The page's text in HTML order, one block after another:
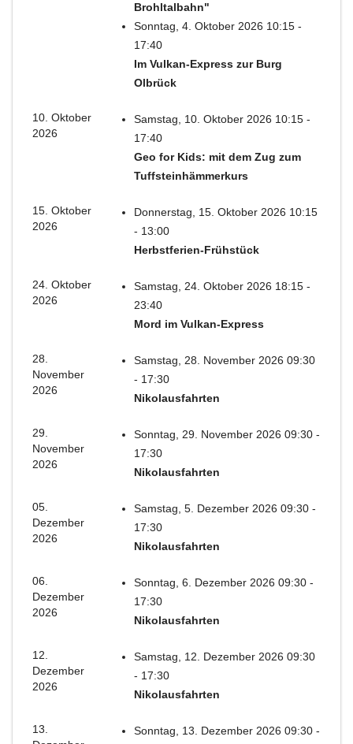
Brohltalbahn"
Sonntag, 4. Oktober 2026 10:15 -
17:40
Im Vulkan-Express zur Burg
Olbrück
10. Oktober
2026
Samstag, 10. Oktober 2026 10:15 -
17:40
Geo for Kids: mit dem Zug zum
Tuffsteinhämmerkurs
15. Oktober
2026
Donnerstag, 15. Oktober 2026 10:15
- 13:00
Herbstferien-Frühstück
24. Oktober
2026
Samstag, 24. Oktober 2026 18:15 -
23:40
Mord im Vulkan-Express
28.
November
2026
Samstag, 28. November 2026 09:30
- 17:30
Nikolausfahrten
29.
November
2026
Sonntag, 29. November 2026 09:30 -
17:30
Nikolausfahrten
05.
Dezember
2026
Samstag, 5. Dezember 2026 09:30 -
17:30
Nikolausfahrten
06.
Dezember
2026
Sonntag, 6. Dezember 2026 09:30 -
17:30
Nikolausfahrten
12.
Dezember
2026
Samstag, 12. Dezember 2026 09:30
- 17:30
Nikolausfahrten
13.
Sonntag, 13. Dezember 2026 09:30 -